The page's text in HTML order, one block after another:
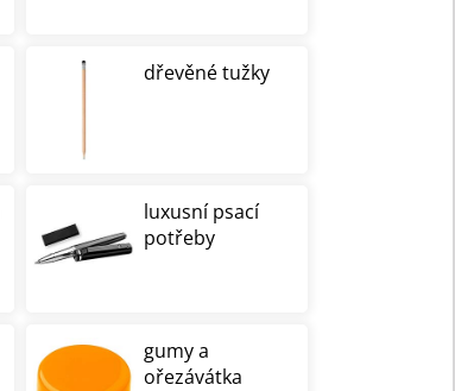
dřevěné tužky
luxusní psací
potřeby
gumy a
ořezávátka